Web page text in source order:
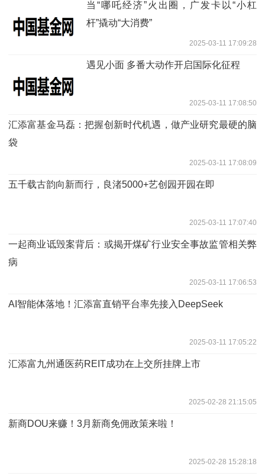
当“哪吒经济”火出圈，广发卡以“小杠
杆”撬动“大消费”
2025-03-11 17:09:28
遇见小面 多番大动作开启国际化征程
2025-03-11 17:08:50
汇添富基金马磊：把握创新时代机遇，做产业研究最硬的脑
袋
2025-03-11 17:08:09
五千载古韵向新而行，良渚5000+艺创园开园在即
2025-03-11 17:07:40
一起商业诋毁案背后：或揭开煤矿行业安全事故监管相关弊
病
2025-03-11 17:06:53
AI智能体落地！汇添富直销平台率先接入DeepSeek
2025-03-11 17:05:22
汇添富九州通医药REIT成功在上交所挂牌上市
2025-02-28 21:15:05
新商DOU来赚！3月新商免佣政策来啦！
2025-02-28 15:28:18